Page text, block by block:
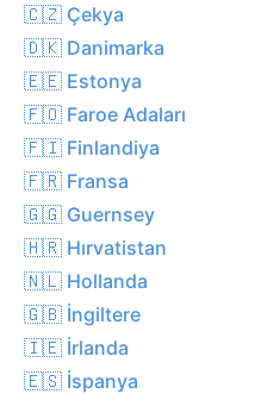
🇨🇿 Çekya
🇩🇰 Danimarka
🇪🇪 Estonya
🇫🇴 Faroe Adaları
🇫🇮 Finlandiya
🇫🇷 Fransa
🇬🇬 Guernsey
🇭🇷 Hırvatistan
🇳🇱 Hollanda
🇬🇧 İngiltere
🇮🇪 İrlanda
🇪🇸 İspanya